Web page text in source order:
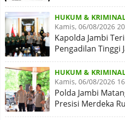
HUKUM &
Kamis, 06/08/2026
Kapolda Jambi
Pengadilan Tinggi
Antar Lembaga
HUKUM &
Kamis, 06/08/2026
Polda Jambi
Presisi Merdeka
Floor Game